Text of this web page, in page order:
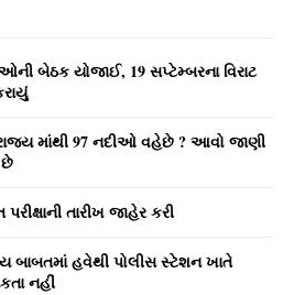
C
બેઠક યોજાઈ, 19 સપ્ટેમ્બરના વિરાટ
માંથી 97 નદીઓ વહેછે ? આવો જાણી
છે
તારીખ જાહેર કરી
બાબતમાં હવેથી પોલીસ સ્ટેશન ખાતે
નહીં